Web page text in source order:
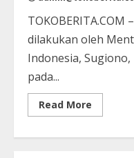
dilakukan oleh
Indonesia,
pada...
Read More
more